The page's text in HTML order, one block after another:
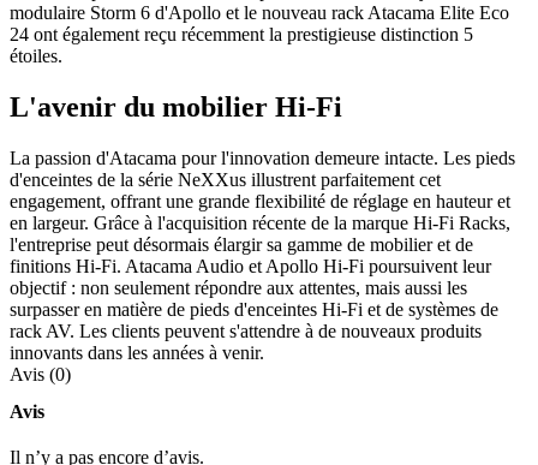
modulaire Storm 6 d'Apollo et le nouveau rack Atacama Elite Eco
24 ont également reçu récemment la prestigieuse distinction 5
étoiles.
L'avenir du mobilier Hi-Fi
La passion d'Atacama pour l'innovation demeure intacte. Les pieds
d'enceintes de la série NeXXus illustrent parfaitement cet
engagement, offrant une grande flexibilité de réglage en hauteur et
en largeur. Grâce à l'acquisition récente de la marque Hi-Fi Racks,
l'entreprise peut désormais élargir sa gamme de mobilier et de
finitions Hi-Fi. Atacama Audio et Apollo Hi-Fi poursuivent leur
objectif : non seulement répondre aux attentes, mais aussi les
surpasser en matière de pieds d'enceintes Hi-Fi et de systèmes de
rack AV. Les clients peuvent s'attendre à de nouveaux produits
innovants dans les années à venir.
Avis (0)
Avis
Il n’y a pas encore d’avis.